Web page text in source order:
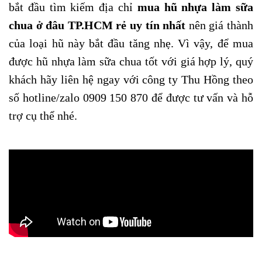
bắt đầu tìm kiếm địa chỉ mua hũ nhựa làm sữa
chua ở đâu TP.HCM rẻ uy tín nhất nên giá thành
của loại hũ này bắt đầu tăng nhẹ. Vì vậy, để mua
được hũ nhựa làm sữa chua tốt với giá hợp lý,quý
khách hãy liên hệ ngay với công ty Thu Hồng theo
số hotline/zalo 0909 150 870 để được tư vấn và hỗ
trợ cụ thể nhé.